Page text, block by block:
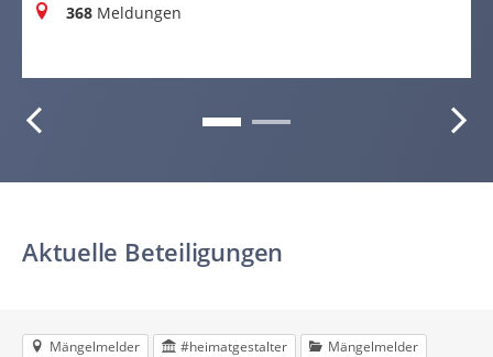
Meldungen
368Meldungen
Aktuelle Beteiligungen
Mängelmelder #heimatgestalter Mängelmelder